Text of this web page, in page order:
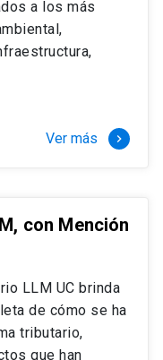
Time:
del programa
que permite
eligiendo
un
muy baja carga
dedicarte
de
Primer
UC
a los más
Ver más keyboard_arrow_right
con Mención
LLM UC brinda
de cómo se ha
tributario,
que han